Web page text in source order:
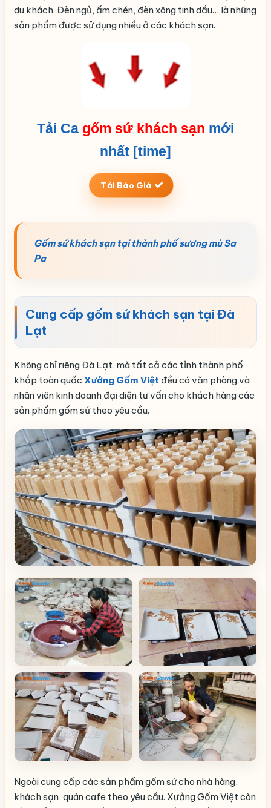
du khách. Đèn ngủ, ấm chén, đèn xông tinh dầu… là những
sản phẩm được sử dụng nhiều ở các khách sạn.
Tải Ca gốm sứ khách sạn mới
nhất [time]
Tải Báo Giá
Gốm sứ khách sạn tại thành phố sương mù Sa
Pa
Cung cấp gốm sứ khách sạn tại Đà
Lạt
Không chỉ riêng Đà Lạt, mà tất cả các tỉnh thành phố
khắp toàn quốc Xưởng Gốm Việt đều có văn phòng và
nhân viên kinh doanh đại diện tư vấn cho khách hàng các
sản phẩm gốm sứ theo yêu cầu.
Ngoài cung cấp các sản phẩm gốm sứ cho nhà hàng,
khách sạn, quán cafe theo yêu cầu. Xưởng Gốm Việt còn